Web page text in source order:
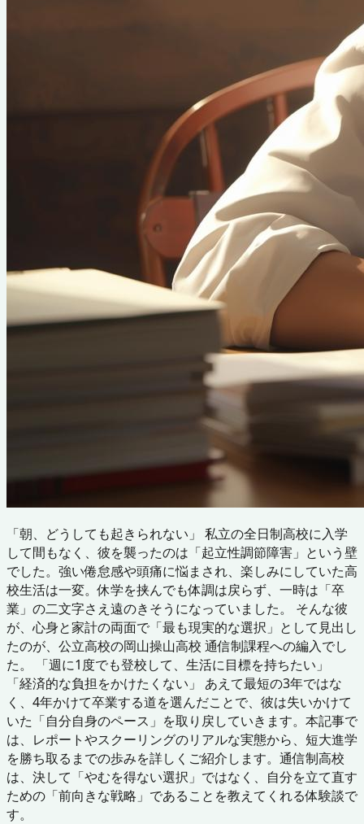
「朝、どうしても起きられない」 私立の全日制高校に入学
して間もなく、彼を襲ったのは「起立性調節障害」という壁
でした。強い倦怠感や頭痛に悩まされ、楽しみにしていた高
校生活は一変。休学を挟んでも体調は戻らず、一時は「卒
業」の二文字さえ遠のきそうになっていました。 そんな彼
が、心身と家計の両面で「最も現実的な選択」として見出し
たのが、公立高校の岡山操山高校 通信制課程への編入でし
た。 「週に1度でも登校して、生活に目標を持ちたい」
「経済的な負担をかけたくない」 あえて最短の3年ではな
く、4年かけて卒業する道を選んだことで、彼は失いかけて
いた「自分自身のペース」を取り戻していきます。本記事で
は、レポートやスクーリングのリアルな実態から、短大進学
を勝ち取るまでの歩みを詳しくご紹介します。通信制高校
は、決して「やむを得ない選択」ではなく、自分を立て直す
ための「前向きな戦略」であることを教えてくれる体験談で
す。